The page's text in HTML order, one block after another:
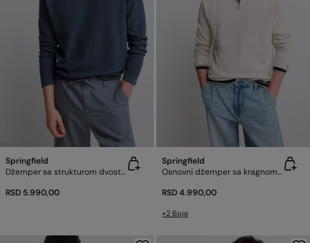
Springfield
Džemper sa strukturom dvostrukog efekta
RSD 5.990,00
Springfield
Osnovni džemper sa kragnom na rajsferšlus
RSD 4.990,00
+2 Boje